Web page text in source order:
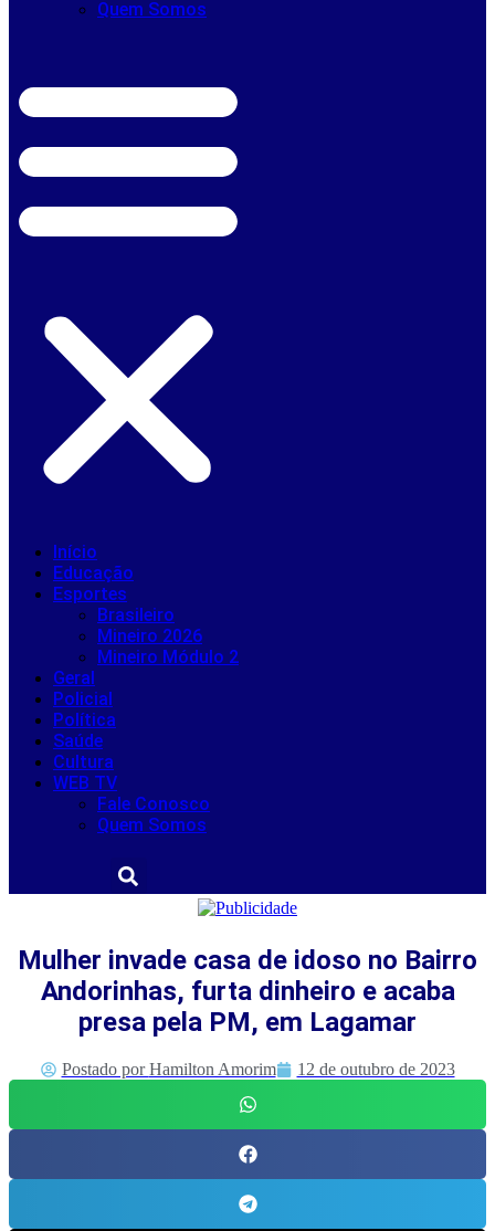
Quem Somos
Início
Educação
Esportes
Brasileiro
Mineiro 2026
Mineiro Módulo 2
Geral
Policial
Política
Saúde
Cultura
WEB TV
Fale Conosco
Quem Somos
Mulher invade casa de idoso no Bairro
Andorinhas, furta dinheiro e acaba
presa pela PM, em Lagamar
Postado porHamilton Amorim 12 de outubro de 2023